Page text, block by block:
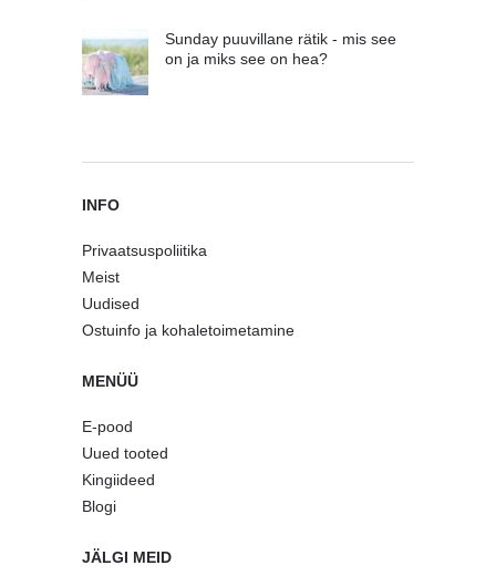
Sunday puuvillane rätik - mis see
on ja miks see on hea?
INFO
Privaatsuspoliitika
Meist
Uudised
Ostuinfo ja kohaletoimetamine
MENÜÜ
E-pood
Uued tooted
Kingiideed
Blogi
JÄLGI MEID